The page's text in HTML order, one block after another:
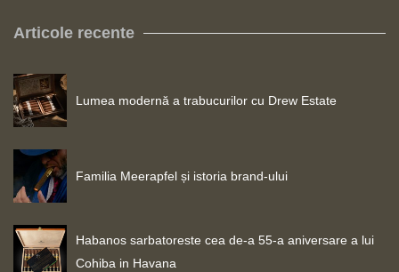
Articole recente
Lumea modernă a trabucurilor cu Drew Estate
Familia Meerapfel și istoria brand-ului
Habanos sarbatoreste cea de-a 55-a aniversare a lui
Cohiba in Havana